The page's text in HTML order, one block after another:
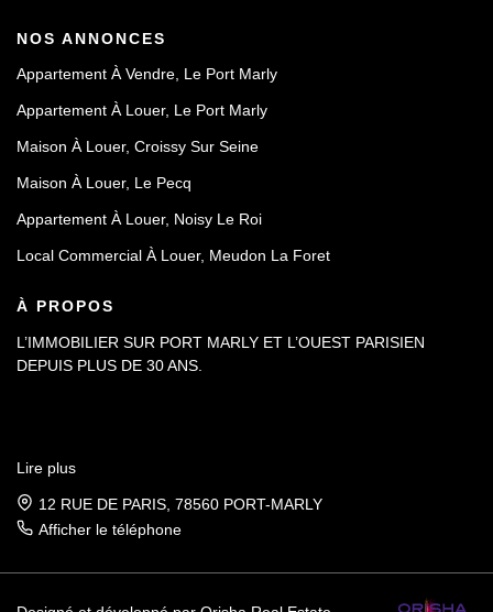
NOS ANNONCES
Appartement À Vendre, Le Port Marly
Appartement À Louer, Le Port Marly
Maison À Louer, Croissy Sur Seine
Maison À Louer, Le Pecq
Appartement À Louer, Noisy Le Roi
Local Commercial À Louer, Meudon La Foret
À PROPOS
L’IMMOBILIER SUR PORT MARLY ET L’OUEST PARISIEN
DEPUIS PLUS DE 30 ANS.
Lire plus
12 RUE DE PARIS, 78560 PORT-MARLY
Afficher le téléphone